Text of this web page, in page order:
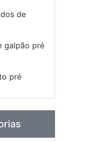
de
galpão pré
pré